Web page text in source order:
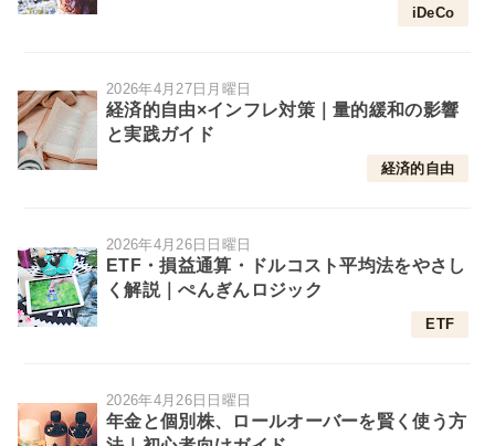
iDeCo
2026年4月27日月曜日
経済的自由×インフレ対策｜量的緩和の影響
と実践ガイド
経済的自由
2026年4月26日日曜日
ETF・損益通算・ドルコスト平均法をやさし
く解説｜ぺんぎんロジック
ETF
2026年4月26日日曜日
年金と個別株、ロールオーバーを賢く使う方